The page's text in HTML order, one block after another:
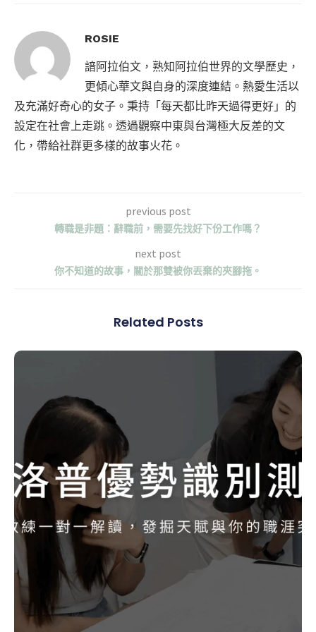
ROSIE
諳阿拉伯文，熟知阿拉伯世界的文學歷史，
更傾心華文與自身的深度連結。熱愛生活以
及充滿好奇心的女子。秉持「每天都比昨天過得更好」的
設定在社會上走跳。透過觀察中東與台灣極大反差的文
化，帶給社群更多樣的故事火花。
previous post
轉職是非題：辭職前，需要先找好下份工作嗎？
next post
你不知道的故事，關於那雙被你丟棄的夾腳拖。
Related Posts